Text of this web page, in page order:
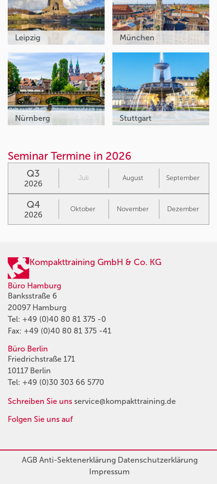
Leipzig München
Nürnberg Stuttgart
Seminar Termine in 2026
Q3
2026
Juli August September
Q4
2026
Oktober November Dezember
Kompakttraining GmbH & Co. KG
Büro Hamburg
Banksstraße 6
20097 Hamburg
Tel: +49 (0)40 80 81 375 -0
Fax: +49 (0)40 80 81 375 -41
Büro Berlin
Friedrichstraße 171
10117 Berlin
Tel: +49 (0)30 303 66 5770
Schreiben Sie uns service@kompakttraining.de
Folgen Sie uns auf
AGBAnti-SektenerklärungDatenschutzerklärung
Impressum